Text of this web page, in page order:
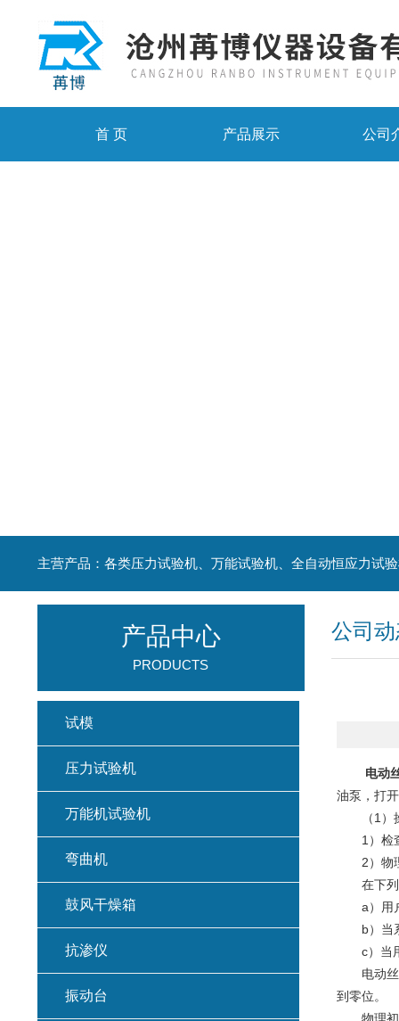
首 页 产品展示 公司
主营产品：各类压力试验机、万能试验机、全自动恒应力试
公司
电动
油泵，打
（1）操
1）检查
2）物
在下列
a）用户
b）当系
c）当用
电动丝杠
到零位。
产品中心
PRODUCTS
试模
压力试验机
万能机试验机
弯曲机
鼓风干燥箱
抗渗仪
振动台